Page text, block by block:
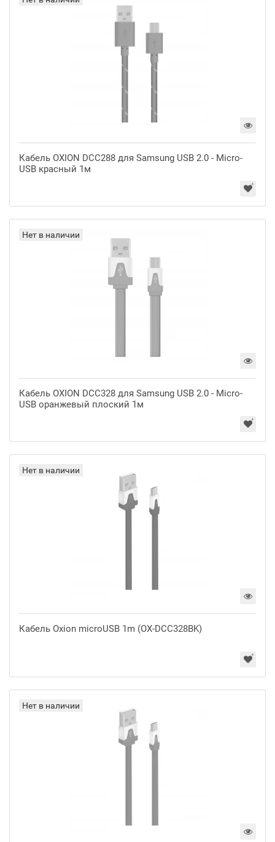
Кабель OXION DCC288 для Samsung USB 2.0 - Micro-
USB красный 1м
Нет в наличии
Кабель OXION DCC328 для Samsung USB 2.0 - Micro-
USB оранжевый плоский 1м
Нет в наличии
Кабель Oxion microUSB 1m (OX-DCC328BK)
Нет в наличии